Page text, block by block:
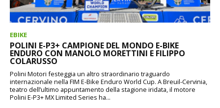
EBIKE
POLINI E-P3+ CAMPIONE DEL MONDO E-BIKE
ENDURO CON MANOLO MORETTINI E FILIPPO
COLARUSSO
Polini Motori festeggia un altro straordinario traguardo
internazionale nella FIM E-Bike Enduro World Cup. A Breuil-Cervinia,
teatro dell’ultimo appuntamento della stagione iridata, il motore
Polini E-P3+ MX Limited Series ha...